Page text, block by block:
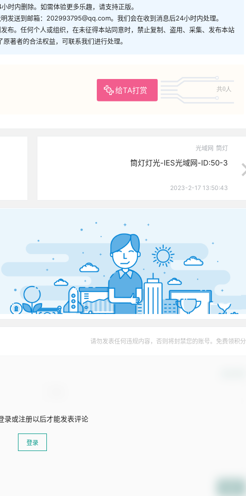
时内删除。如需体验更多乐趣，请支持正版。
发送到邮箱：202993795@qq.com。我们会在收到消息后24小时内处理。
布。任何个人或组织，在未征得本站同意时，禁止复制、盗用、采集、发布本站
著者的合法权益，可联系我们进行处理。
给TA打赏 共0人
光域网 筒灯
筒灯灯光-IES光域网-ID:50-3
2023-2-17 13:50:43
请勿发表任何违规内容，否则将封禁您的账号。免费领积分
录或注册以后才能发表评论
登录